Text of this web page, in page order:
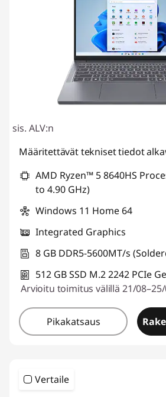
sis. ALV:n
Määritettävät tekniset tiedot
AMD Ryzen™ 5 8640HS
to 4.90 GHz)
Windows 11 Home 64
Integrated Graphics
8 GB DDR5-5600MT/s
512 GB SSD M.2 2242 PCIe
Arvioitu toimitus välillä 21/
Pikakatsaus
Vertaile